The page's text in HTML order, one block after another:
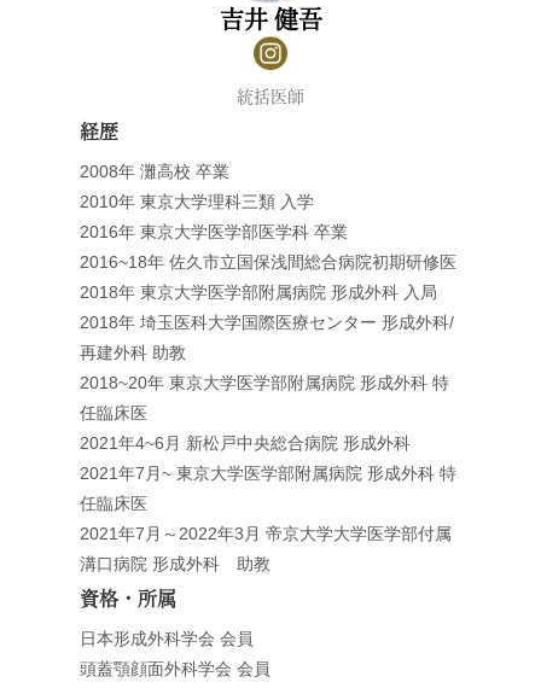
吉井 健吾
統括医師
経歴
2008年 灘高校 卒業
2010年 東京大学理科三類 入学
2016年 東京大学医学部医学科 卒業
2016~18年 佐久市立国保浅間総合病院初期研修医
2018年 東京大学医学部附属病院 形成外科 入局
2018年 埼玉医科大学国際医療センター 形成外科/
再建外科 助教
2018~20年 東京大学医学部附属病院 形成外科 特
任臨床医
2021年4~6月 新松戸中央総合病院 形成外科
2021年7月~ 東京大学医学部附属病院 形成外科 特
任臨床医
2021年7月～2022年3月 帝京大学大学医学部付属
溝口病院 形成外科 助教
資格・所属
日本形成外科学会 会員
頭蓋顎顔面外科学会 会員